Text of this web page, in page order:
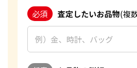
金・貴金属はいつ売るのがポイン
が違うって本当ですか？
貴金属の売り時はいつですか？
必須 査定したいお品物(複